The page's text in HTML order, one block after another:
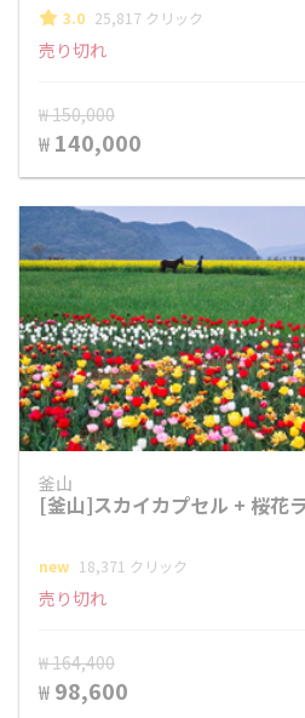
3.0 25,817 クリック
売り切れ
₩ 150,000
₩ 140,000
釜山
[釜山]スカイカプセル + 桜花
new 18,371 クリック
売り切れ
₩ 164,400
₩ 98,600